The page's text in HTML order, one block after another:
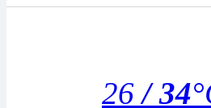
26 /34